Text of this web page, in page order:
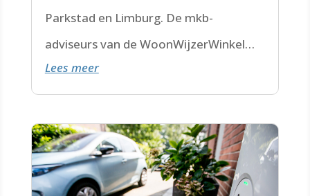
Parkstad en Limburg. De mkb-
adviseurs van de WoonWijzerWinkel
Limburg staan voor je klaar.
Lees meer